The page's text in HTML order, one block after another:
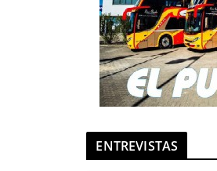
ENTREVISTAS